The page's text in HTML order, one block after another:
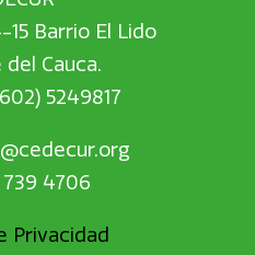
Barrio El Lido
del Cauca.
5249817
739 4706
Privacidad